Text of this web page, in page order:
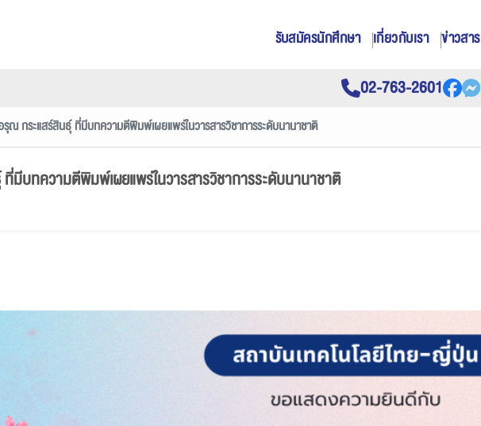
รับสมัครนักศึกษา เกี่ยวกับเรา ข่าวสาร
02-763-2601
ณ กระแสร์สินธุ์ ที่มีบทความตีพิมพ์เผยแพร่ในวารสารวิชาการระดับนานาชาติ
บทความตีพิมพ์เผยแพร่ในวารสารวิชาการระดับนานาชาติ